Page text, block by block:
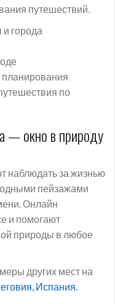
путешествий.
города
планирования
по
— окно в природу
наблюдать за жизнью
пейзажами
Онлайн
и помогают
природы в любое
других мест на
Испания.